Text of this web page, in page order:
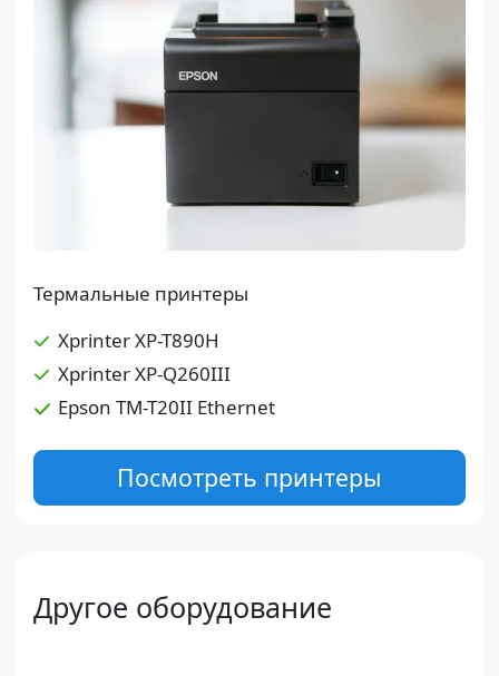
Термальные принтеры
Xprinter XP-T890H
Xprinter XP-Q260III
Epson TM-T20II Ethernet
Посмотреть принтеры
Другое оборудование